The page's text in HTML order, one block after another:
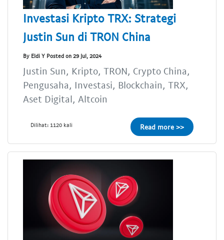
Investasi Kripto TRX: Strategi
Justin Sun di TRON China
By Eldi Y Posted on 29 Jul, 2024
Justin Sun, Kripto, TRON, Crypto China,
Pengusaha, Investasi, Blockchain, TRX,
Aset Digital, Altcoin
Dilihat: 1120 kali Read more >>